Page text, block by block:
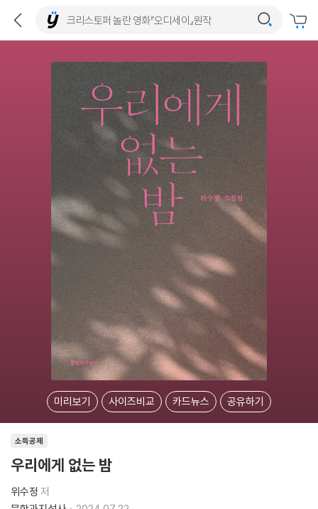
미리보기 사이즈비교 카드뉴스 공유하기
소득공제
우리에게 없는 밤
위수정 저